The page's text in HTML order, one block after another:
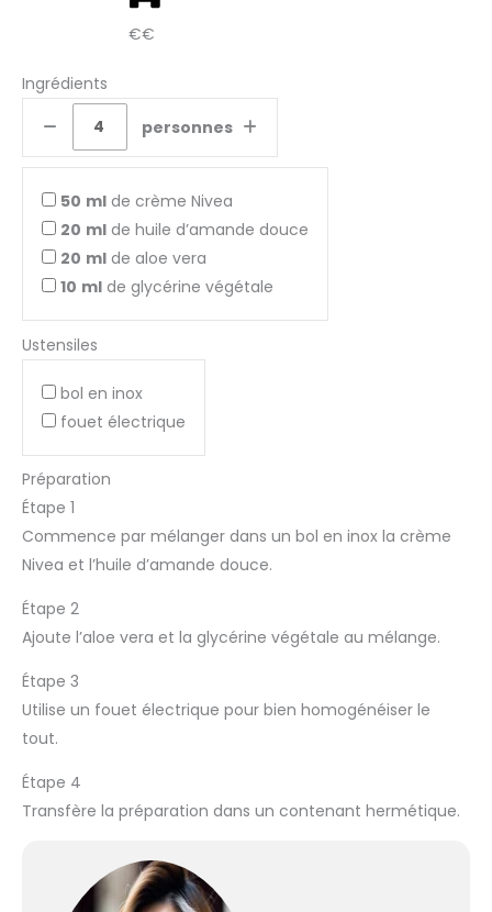
€€
Ingrédients
personnes
50 ml de crème Nivea
20 ml de huile d’amande douce
20 ml de aloe vera
10 ml de glycérine végétale
Ustensiles
bol en inox
fouet électrique
Préparation
Étape 1
Commence par mélanger dans un bol en inox la crème
Nivea et l’huile d’amande douce.
Étape 2
Ajoute l’aloe vera et la glycérine végétale au mélange.
Étape 3
Utilise un fouet électrique pour bien homogénéiser le
tout.
Étape 4
Transfère la préparation dans un contenant hermétique.